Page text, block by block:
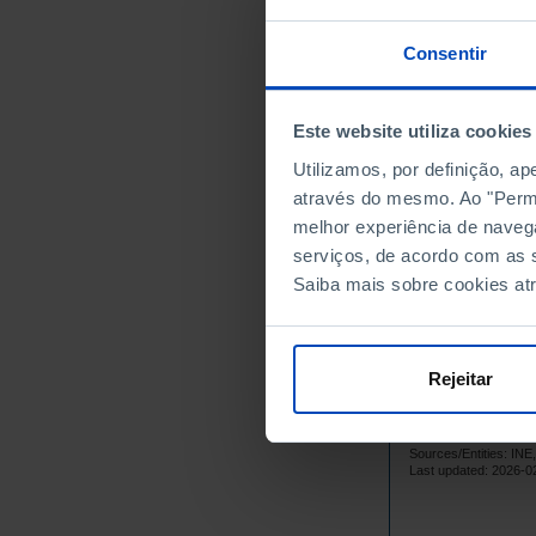
Consentir
Este website utiliza cookies
Utilizamos, por definição,
através do mesmo. Ao
melhor experiência de
serviços, de acordo com as
Saiba mais sobre cookies
Rejeitar
Centro
Oeste e
Grande
Alentejo
Algarve
Região
Região
Região
Data
Statistical
Sources/Entities:
Last updated: 2026-